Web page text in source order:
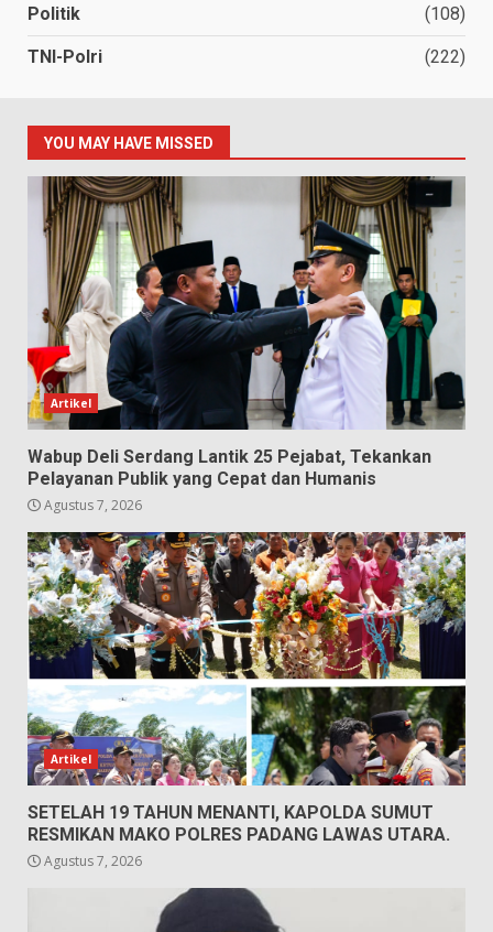
Politik (108)
TNI-Polri (222)
YOU MAY HAVE MISSED
Artikel
Wabup Deli Serdang Lantik 25 Pejabat, Tekankan
Pelayanan Publik yang Cepat dan Humanis
Agustus 7, 2026
Artikel
SETELAH 19 TAHUN MENANTI, KAPOLDA SUMUT
RESMIKAN MAKO POLRES PADANG LAWAS UTARA.
Agustus 7, 2026